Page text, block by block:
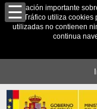
Información importante
de Tráfico utiliza cookies
utilizadas no contienen
continua